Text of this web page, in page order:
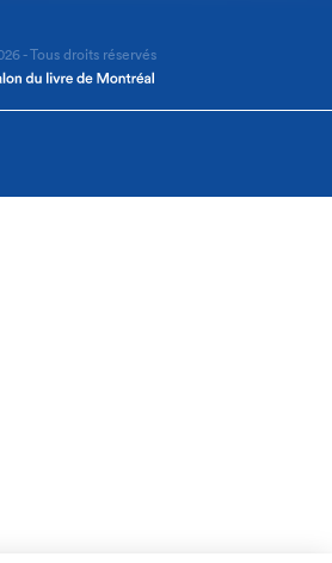
- Tous droits réservés